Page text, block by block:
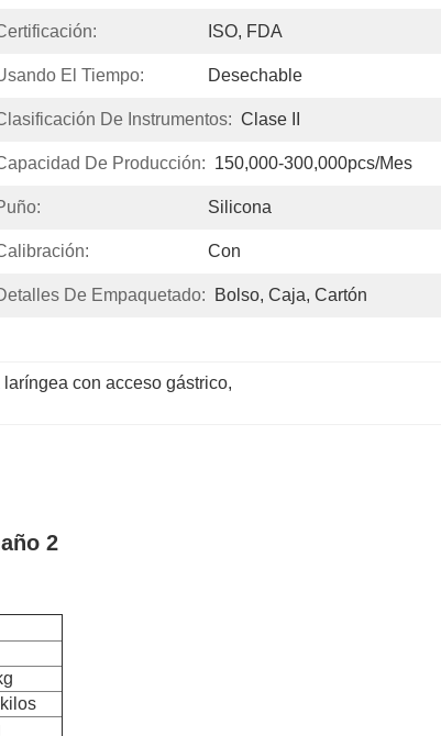
ISO, FDA
El Tiempo: Desechable
De Instrumentos: Clase II
De Producción: 150,000-300,000pcs/mes
Silicona
Con
De Empaquetado: Bolso, Caja, Cartón
laríngea con acceso gástrico,
2